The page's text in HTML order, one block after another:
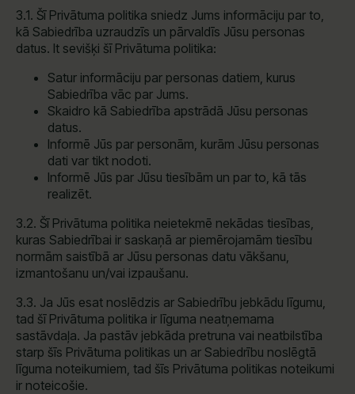
3.1. Šī Privātuma politika sniedz Jums informāciju par to,
kā Sabiedrība uzraudzīs un pārvaldīs Jūsu personas
datus. It sevišķi šī Privātuma politika:
Satur informāciju par personas datiem, kurus
Sabiedrība vāc par Jums.
Skaidro kā Sabiedrība apstrādā Jūsu personas
datus.
Informē Jūs par personām, kurām Jūsu personas
dati var tikt nodoti.
Informē Jūs par Jūsu tiesībām un par to, kā tās
realizēt.
3.2. Šī Privātuma politika neietekmē nekādas tiesības,
kuras Sabiedrībai ir saskaņā ar piemērojamām tiesību
normām saistībā ar Jūsu personas datu vākšanu,
izmantošanu un/vai izpaušanu.
3.3. Ja Jūs esat noslēdzis ar Sabiedrību jebkādu līgumu,
tad šī Privātuma politika ir līguma neatņemama
sastāvdaļa. Ja pastāv jebkāda pretruna vai neatbilstība
starp šīs Privātuma politikas un ar Sabiedrību noslēgtā
līguma noteikumiem, tad šīs Privātuma politikas noteikumi
ir noteicošie.